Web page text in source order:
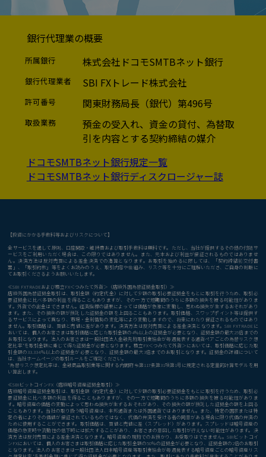
銀行代理業の概要
所属銀行 株式会社ドコモSMTBネット銀行
銀行代理業者 SBI FXトレード株式会社
許可番号 関東財務局長（銀代）第496号
取扱業務
預金の受入れ、資金の貸付、為替取
引を内容とする契約締結の媒介
ドコモSMTBネット銀行規定一覧
ドコモSMTBネット銀行ディスクロージャー誌
【投資にかかる手数料等およびリスクについて】
全サービスを通して原則、口座開設・維持費および取引手数料は無料です。ただし、当社が提供するその他の付随サ
ービスをご利用いただく場合は、この限りではありません。また、元本および利益が保証されるものではありませ
ん。決済方法は反対売買による差金決済での清算となります。お取引を始めるに際しては、「契約締結前交付書
面」、「取引約款」等をよくお読みのうえ、取引内容や仕組み、リスク等を十分にご理解いただき、ご自身の判断に
てお取引くださるようお願いいたします。
≪SBI FXTRADEおよび積立FX＜つみたて外貨＞（店頭外国為替証拠金取引）≫
店頭外国為替証拠金取引は、取引金額（約定代金）に対して少額の取引必要証拠金をもとに取引を行うため、取引必
要証拠金に比べ多額の利益を得ることもありますが、その一方で短期間のうちに多額の損失を被る可能性がありま
す。外貨での出金はできません。経済指標の結果によっては価格が急激に変動し、思わぬ損失が生ずるおそれがあり
ます。また、その損失の額が預託した証拠金の額を上回ることもあります。取引価格、スワップポイント等は提供す
るサービスによって異なり、市場・金利情勢の変化等により変動しますので、将来にわたり保証されるものではあり
ません。取引価格は、買値と売値に差があります。決済方法は反対売買による差金決済となります。SBI FXTRADEに
おいては、個人のお客さまは取引価格に応じた取引金額の4％以上の証拠金が必要となり、証拠金額の最大25倍までの
お取引となります。法人のお客さまは一般社団法人金融先物取引業協会が毎週発表する通貨ペアごとの為替リスク想
定比率*を取引金額に乗じて得た証拠金が必要となります。積立FX＜つみたて外貨＞においては、取引価格に応じた取
引金額の33.334％以上の証拠金が必要となり、証拠金額の最大3倍までのお取引となります。証拠金の詳細について
は、当社ホームページの取引ルールをご確認ください。
*為替リスク想定比率は、金融商品取引業等に関する内閣府令第117条第31項第1号に規定される定量的計算モデルを用
い算出します。
≪SBIビットコインFX（店頭暗号資産証拠金取引）≫
店頭暗号資産証拠金取引は、取引金額（約定代金）に対して少額の取引必要証拠金をもとに取引を行うため、取引必
要証拠金に比べ多額の利益を得ることもありますが、その一方で短期間のうちに多額の損失を被る可能性がありま
す。暗号資産の価格の変動によって思わぬ損失が生ずるおそれがあり、その損失の額が預託した証拠金の額を上回る
こともあります。当社の取り扱う暗号資産は、本邦通貨または外国通貨ではありません。また、特定の国家または特
定の者によりその価値が保証されているものではなく、代価の弁済を受ける者の同意がある場合に限り代価の弁済の
ために使用することができます。取引価格は、買値と売値に差（スプレッド）があります。スプレッドは暗号資産の
価格の急変時や流動性の低下時には拡大することがあり、お客さまの意図した取引が行えない可能性があります。決
済方法は反対売買による差金決済となります。暗号資産の現物でのお預かり、お受取りはできません。SBIビットコイ
ンFXにおいては、個人のお客さまは取引価格に応じた取引金額の50％の証拠金が必要となり、証拠金額の2倍のお取引
となります。法人のお客さまは一般社団法人日本暗号資産等取引業協会が毎週発表する暗号資産ごとの暗号資産リス